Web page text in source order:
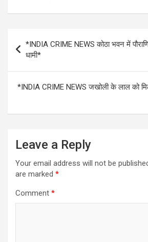
navigation
*INDIA CRIME NEWS कोठा भवन में
धामी*
*INDIA CRIME NEWS जखोली के लाल को
Leave a Reply
Your email address will not be
are marked *
Comment *